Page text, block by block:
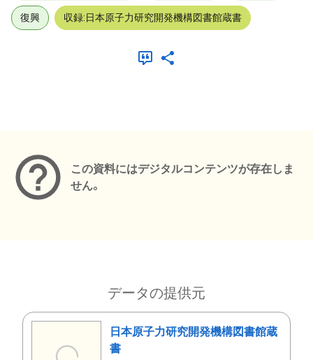
復興 収録:日本原子力研究開発機構図書館蔵書
この資料にはデジタルコンテンツが存在しま
せん。
データの提供元
日本原子力研究開発機構図書館蔵
書